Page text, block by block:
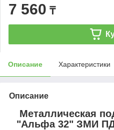
7 560 ₸
Описание Характеристики
Описание
Металлическая
"Альфа 32" ЗМИ